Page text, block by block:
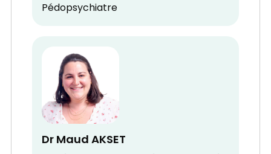
Pédopsychiatre
Dr Maud AKSET